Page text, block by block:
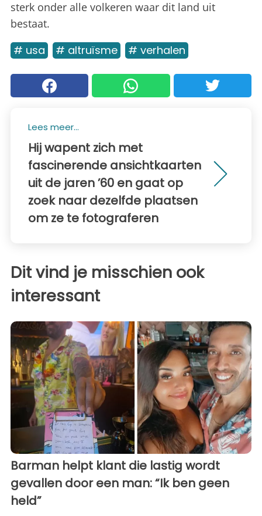
sterk onder alle volkeren waar dit land uit
bestaat.
# usa # altruïsme # verhalen
Lees meer...
Hij wapent zich met
fascinerende ansichtkaarten
uit de jaren ’60 en gaat op
zoek naar dezelfde plaatsen
om ze te fotograferen
Dit vind je misschien ook
interessant
Barman helpt klant die lastig wordt
gevallen door een man: “Ik ben geen
held”